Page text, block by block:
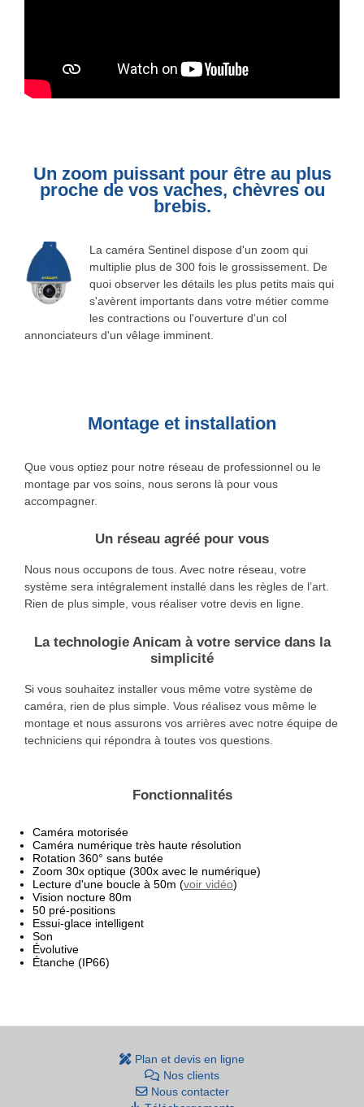
Un zoom puissant pour être au plus
proche de vos vaches, chèvres ou
brebis.
La caméra Sentinel dispose d'un zoom qui
multiplie plus de 300 fois le grossissement. De
quoi observer les détails les plus petits mais qui
s'avèrent importants dans votre métier comme
les contractions ou l'ouverture d'un col
annonciateurs d'un vêlage imminent.
Montage et installation
Que vous optiez pour notre réseau de professionnel ou le
montage par vos soins, nous serons là pour vous
accompagner.
Un réseau agréé pour vous
Nous nous occupons de tous. Avec notre réseau, votre
système sera intégralement installé dans les règles de l’art.
Rien de plus simple, vous réaliser votre devis en ligne.
La technologie Anicam à votre service dans la
simplicité
Si vous souhaitez installer vous même votre système de
caméra, rien de plus simple. Vous réalisez vous même le
montage et nous assurons vos arrières avec notre équipe de
techniciens qui répondra à toutes vos questions.
Fonctionnalités
Caméra motorisée
Caméra numérique très haute résolution
Rotation 360° sans butée
Zoom 30x optique (300x avec le numérique)
Lecture d'une boucle à 50m (voir vidéo)
Vision nocture 80m
50 pré-positions
Essui-glace intelligent
Son
Évolutive
Étanche (IP66)
Plan et devis en ligne
Nos clients
Nous contacter